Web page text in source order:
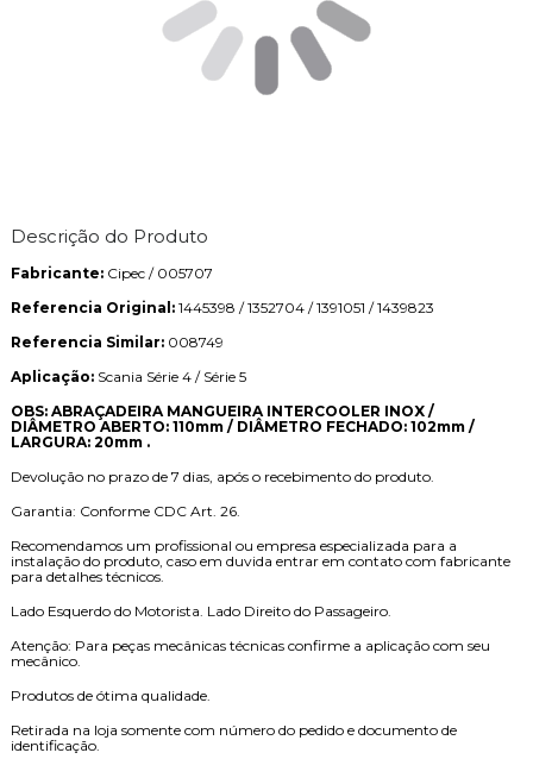
Descrição do Produto
Fabricante:Cipec / 005707
Referencia Original:1445398 / 1352704 / 1391051 / 1439823
Referencia Similar: 008749
Aplicação: Scania Série 4 / Série 5
OBS: ABRAÇADEIRA MANGUEIRA INTERCOOLER INOX /
DIÂMETRO ABERTO: 110mm / DIÂMETRO FECHADO: 102mm /
LARGURA: 20mm .
Devolução no prazo de 7 dias, após o recebimento do produto.
Garantia: Conforme CDC Art. 26.
Recomendamos um profissional ou empresa especializada para a
instalação do produto, caso em duvida entrar em contato com fabricante
para detalhes técnicos.
Lado Esquerdo do Motorista. Lado Direito do Passageiro.
Atenção: Para peças mecânicas técnicas confirme a aplicação com seu
mecânico.
Produtos de ótima qualidade.
Retirada na loja somente com número do pedido e documento de
identificação.